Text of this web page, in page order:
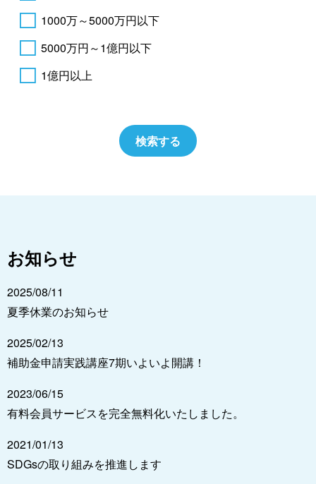
1000万～5000万円以下
5000万円～1億円以下
1億円以上
お知らせ
2025/08/11
夏季休業のお知らせ
2025/02/13
補助金申請実践講座7期いよいよ開講！
2023/06/15
有料会員サービスを完全無料化いたしました。
2021/01/13
SDGsの取り組みを推進します